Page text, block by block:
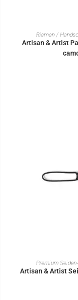
Riemen /
Artisan & Artist
Premium
Artisan & Artist